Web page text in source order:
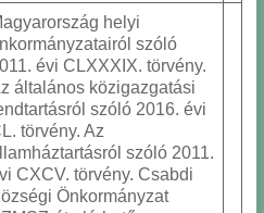
helyi
szóló
évi CLXXXIX. törvény.
általános közigazgatási
szóló 2016. évi
törvény. Az
szóló 2011.
CXCV. törvény. Csabdi
Önkormányzat